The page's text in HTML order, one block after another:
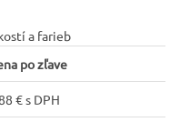
a farieb
po zľave
€ s DPH